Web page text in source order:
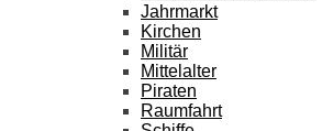
Jahrmarkt
Kirchen
Militär
Mittelalter
Piraten
Raumfahrt